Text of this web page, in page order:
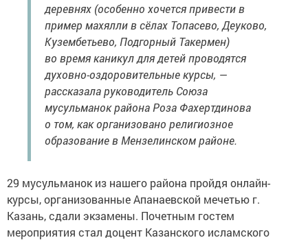
деревнях (особенно хочется привести в
пример махялли в сёлах Топасево, Деуково,
Кузембетьево, Подгорный Такермен)
во время каникул для детей проводятся
духовно-оздоровительные курсы, —
рассказала руководитель Союза
мусульманок района Роза Фахертдинова
о том, как организовано религиозное
образование в Мензелинском районе.
29 мусульманок из нашего района пройдя онлайн-
курсы, организованные Апанаевской мечетью г.
Казань, сдали экзамены. Почетным гостем
мероприятия стал доцент Казанского исламского